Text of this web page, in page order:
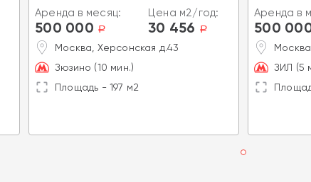
Аренда в месяц:
500 000 a
Цена м2/год:
30 456 a
Москва, Херсонская д.43
Зюзино (10 мин.)
Площадь - 197 м2
Аренда в
500
ЗИЛ (5